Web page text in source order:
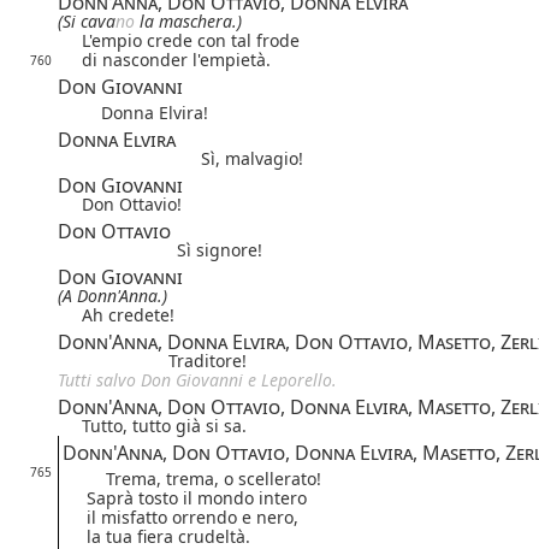
(Si cavano la maschera.)
L'empio crede con tal frode
760 di nasconder l'empietà.
Don Giovanni
Donna Elvira!
Donna Elvira
Sì, malvagio!
Don Giovanni
Don Ottavio!
Don Ottavio
Sì signore!
Don Giovanni
(A Donn'Anna.)
Ah credete!
Donn'Anna, Donna Elvira, Don Ottavio, Masetto,
Traditore!
Tutti salvo Don Giovanni e Leporello.
Donn'Anna, Don Ottavio, Donna Elvira, Masetto,
Tutto, tutto già si sa.
Donn'Anna, Don Ottavio, Donna Elvira, Masetto,
765
Trema, trema, o scellerato!
Saprà tosto il mondo intero
il misfatto orrendo e nero,
la tua fiera crudeltà.